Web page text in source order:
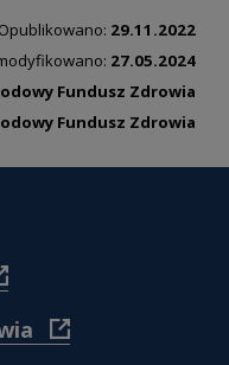
Opublikowano: 29.11.2022
27.05.2024
Fundusz Zdrowia
Fundusz Zdrowia
(
https://www.gov.pl/web/
(
https://